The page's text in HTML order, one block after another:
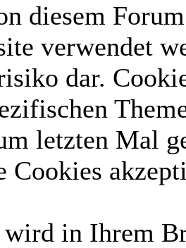
diesem
verwendet
dar.
letzten Mal
Cookies
in Ihrem